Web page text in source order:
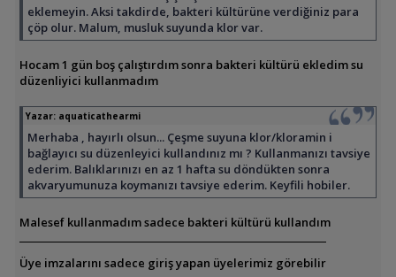
eklemeyin. Aksi takdirde, bakteri kültürüne verdiğiniz para
çöp olur. Malum, musluk suyunda klor var.
Hocam 1 gün boş çalıştırdım sonra bakteri kültürü ekledim su
düzenliyici kullanmadım
Yazar: aquaticathearmi
Merhaba , hayırlı olsun... Çeşme suyuna klor/kloramin i
bağlayıcı su düzenleyici kullandınız mı ? Kullanmanızı tavsiye
ederim. Balıklarınızı en az 1 hafta su döndükten sonra
akvaryumunuza koymanızı tavsiye ederim. Keyfili hobiler.
Malesef kullanmadım sadece bakteri kültürü kullandım
Üye imzalarını sadece giriş yapan üyelerimiz görebilir